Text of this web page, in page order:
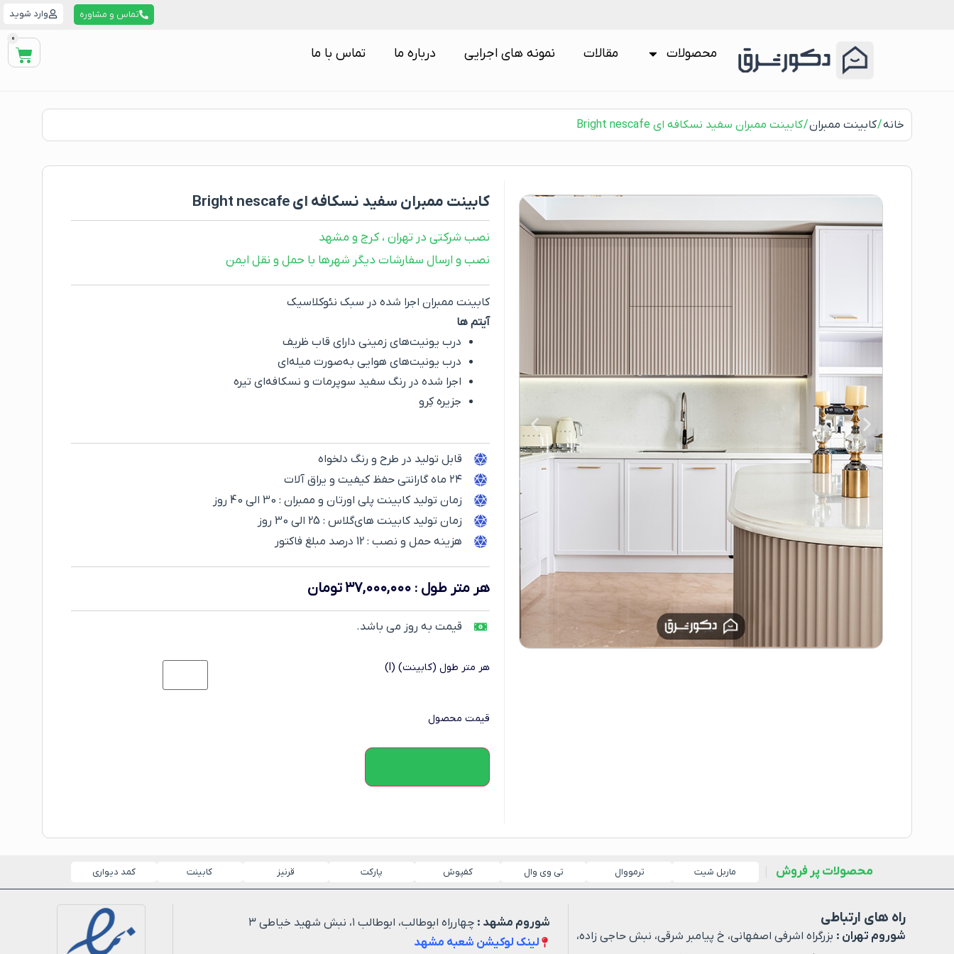
تماس و مشاوره وارد شوید
محصولات مقالات نمونه های اجرایی درباره ما تماس با ما
0
خانه/کابینت ممبران/ کابینت ممبران سفید نسکافه ای Bright nescafe
کابینت ممبران سفید نسکافه ای Bright nescafe
نصب شرکتی در تهران ، کرج و مشهد
نصب و ارسال سفارشات دیگر شهرها با حمل و نقل ایمن
کابینت ممبران اجرا شده در سبک نئوکلاسیک
آیتم ها
درب یونیت‌های زمینی دارای قاب ظریف
درب یونیت‌های هوایی به‌صورت میله‌ای
اجرا شده در رنگ سفید سوپرمات و نسکافه‌ای تیره
جزیره کِرو
قابل تولید در طرح و رنگ دلخواه
۲۴ ماه گارانتی حفظ کیفیت و یراق آلات
زمان تولید کابینت پلی اورتان و ممبران : 30 الی 40 روز
زمان تولید کابینت های‌گلاس : 25 الی 30 روز
هزینه حمل و نصب :12 درصد مبلغ فاکتور
هر متر طول : ۳۷,۰۰۰,۰۰۰تومان
قیمت به روز می باشد.
هر متر طول (کابینت) (l)
قیمت محصول
محصولات پر فروش ماربل شیت ترمووال تی وی وال کفپوش پارکت قرنیز کابینت کمد دیواری
راه های ارتباطی
شوروم تهران : بزرگراه اشرفی اصفهانی، خ پیامبر شرقی، نبش حاجی زاده،
شوروم مشهد : چهارراه ابوطالب، ابوطالب ۱، نبش شهید خیاطی ۳
لینک لوکیشن شعبه مشهد